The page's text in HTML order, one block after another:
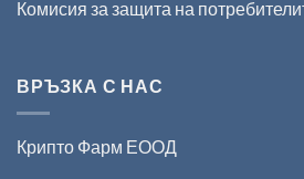
Комисия за защита на
ВРЪЗКА С НАС
Крипто Фарм ЕООД